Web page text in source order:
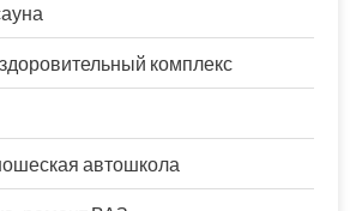
комплекс
автошкола